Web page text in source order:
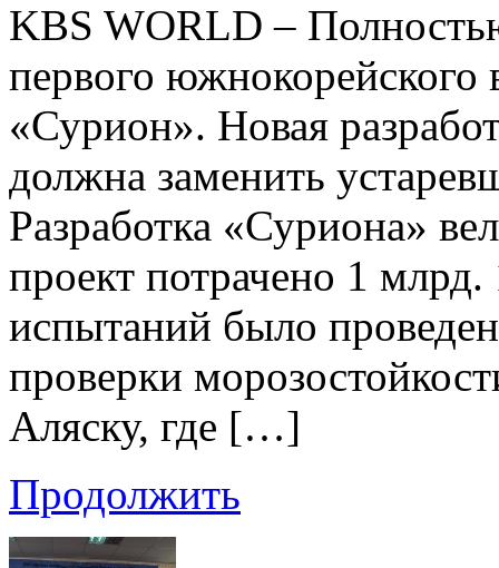
KBS WORLD –
первого южнокорейского
«Сурион». Новая
должна заменить
Разработка «Суриона»
проект потрачено 1
испытаний было
проверки
Аляску, где […]
Продолжить